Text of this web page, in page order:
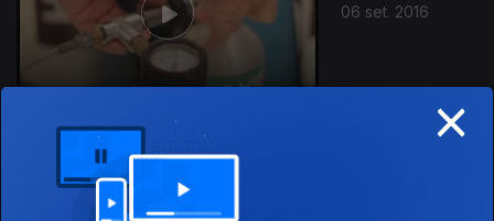
06 set. 2016
×